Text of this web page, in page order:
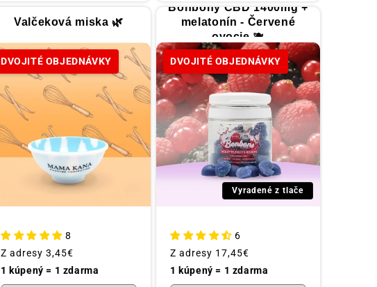
Valčeková miska 🌿
DVOJITÉ OBJEDNÁVKY
8
Obvyklá
cena
Z adresy 3,45€
1 kúpený = 1 zdarma
Bonbóny CBD 1400mg +
melatonín - Červené
ovocie 🫐
DVOJITÉ OBJEDNÁVKY
Vyradené z tlače
6
Obvyklá
cena
Z adresy 17,45€
1 kúpený = 1 zdarma